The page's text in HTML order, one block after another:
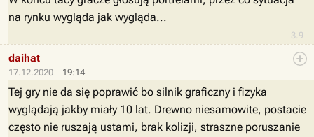
3.9
na rynku wygląda jak wygląda...
17.12.2020 19:14
daihat
Tej gry nie da się poprawić bo silnik graficzny i fizyka
wyglądają jakby miały 10 lat. Drewno niesamowite, postacie
często nie ruszają ustami, brak kolizji, straszne poruszanie